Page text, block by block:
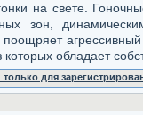
на свете.
зон,
которых обладает
для